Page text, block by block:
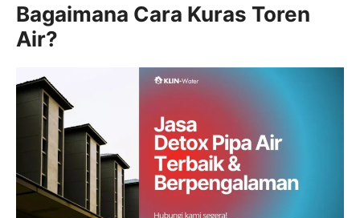
Bagaimana Cara Kuras Toren
Air?